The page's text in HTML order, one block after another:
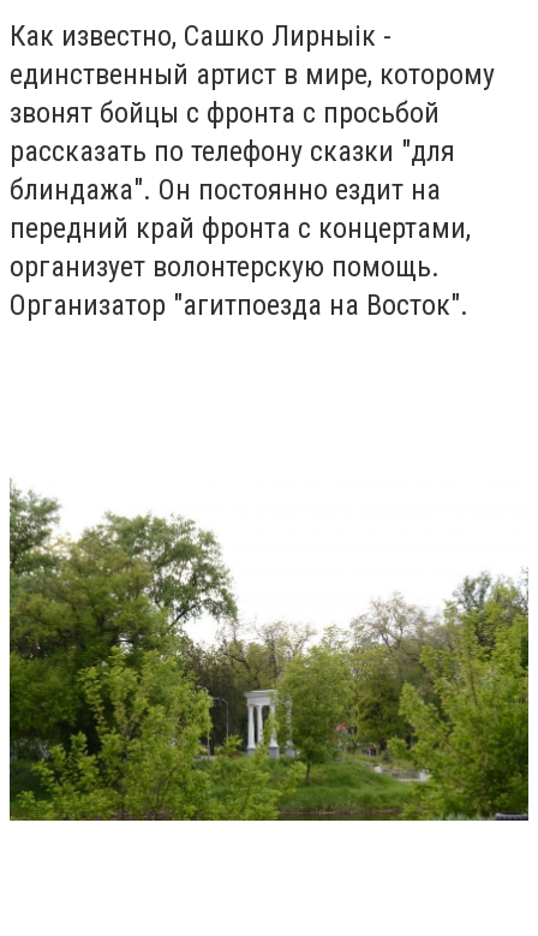
Как известно, Сашко Лирныік -
единственный артист в мире, которому
звонят бойцы с фронта с просьбой
рассказать по телефону сказки "для
блиндажа". Он постоянно ездит на
передний край фронта с концертами,
организует волонтерскую помощь.
Организатор "агитпоезда на Восток".